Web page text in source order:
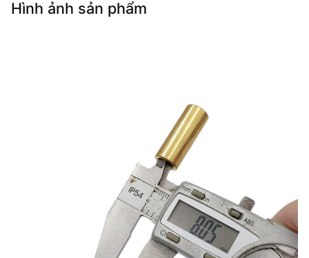
Hình ảnh sản phẩm